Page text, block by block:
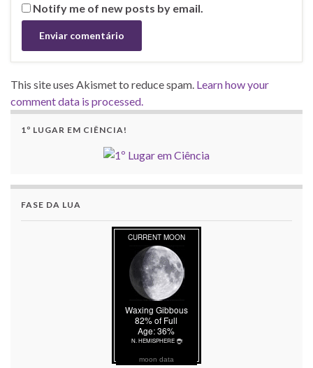
Notify me of new posts by email.
This site uses Akismet to reduce spam. Learn how your
comment data is processed.
1º LUGAR EM CIÊNCIA!
FASE DA LUA
moon data